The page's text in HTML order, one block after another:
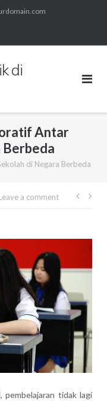
di
Antar
Berbeda
di Negara Berbeda
a comment
Post
pembelajaran tidak lagi